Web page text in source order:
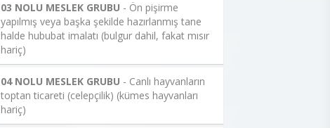
03 NOLU MESLEK GRUBU - Ön pişirme
yapılmış veya başka şekilde hazırlanmış tane
halde hububat imalatı (bulgur dahil, fakat mısır
hariç)
04 NOLU MESLEK GRUBU - Canlı hayvanların
toptan ticareti (celepçilik) (kümes hayvanları
hariç)